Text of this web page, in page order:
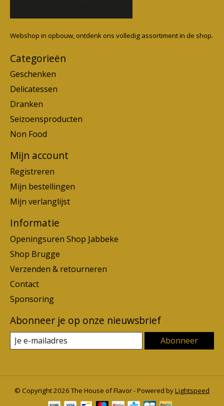
Webshop in opbouw, ontdenk ons volledig assortiment in de shop.
Categorieën
Geschenken
Delicatessen
Dranken
Seizoensproducten
Non Food
Mijn account
Registreren
Mijn bestellingen
Mijn verlanglijst
Informatie
Openingsuren Shop Jabbeke
Shop Brugge
Verzenden & retourneren
Contact
Sponsoring
Abonneer je op onze nieuwsbrief
Abonneer
© Copyright 2026 The House of Flavor - Powered byLightspeed